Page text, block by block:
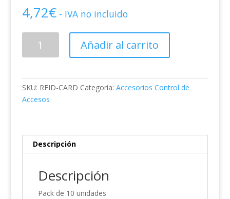
4,72€ - IVA no incluido
BLANCA
cantidad
Añadir al carrito
SKU: RFID-CARD Categoría: Accesorios Control de
Accesos
Descripción
Descripción
Pack de 10 unidades